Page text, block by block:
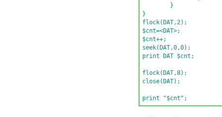
}
print